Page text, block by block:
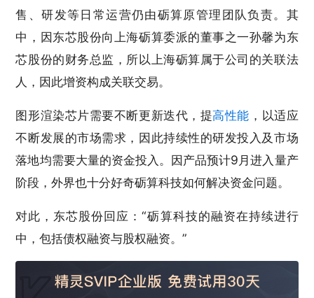
售、研发等日常运营仍由砺算原管理团队负责。其
中，因东芯股份向上海砺算委派的董事之一孙馨为东
芯股份的财务总监，所以上海砺算属于公司的关联法
人，因此增资构成关联交易。
图形渲染芯片需要不断更新迭代，提高性能 ，以适应
不断发展的市场需求，因此持续性的研发投入及市场
落地均需要大量的资金投入。因产品预计9月进入量产
阶段，外界也十分好奇砺算科技如何解决资金问题。
对此，东芯股份回应：“砺算科技的融资在持续进行
中，包括债权融资与股权融资。”